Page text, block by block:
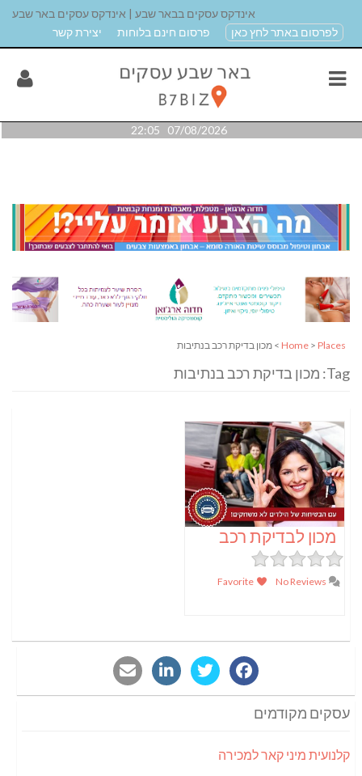
אינדקס עסקים בבאר שבע | אינדקס עסקים באר שבע
לפרסום באתר לחץ כאן
פרסום חינם בלוחות יצירת קשר
07/08/2026 22:05
Home > Places > מכון בדיקת רכב בנתיבות
Tag: מכון בדיקת רכב בנתיבות
מכון לבדיקת רכב
עסקים מקודמים
קלנועית מיני קאר למכירה